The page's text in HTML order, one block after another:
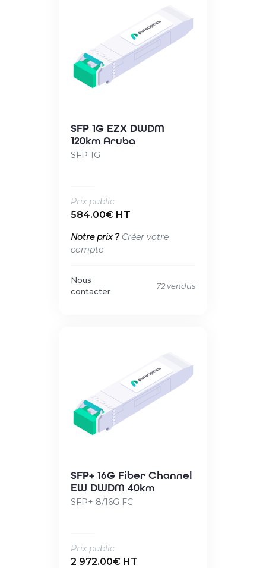
SFP 1G EZX DWDM
120km Aruba
SFP 1G
Prix public
584.00€ HT
Notre prix ? Créer votre
compte
Nous
contacter
72 vendus
SFP+ 16G Fiber Channel
EW DWDM 40km
SFP+ 8/16G FC
Prix public
2 972.00€ HT